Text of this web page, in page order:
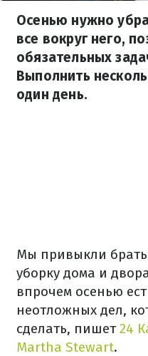
Осенью нужно
все вокруг него,
обязательных
Выполнить
один день.
Мы привыкли
уборку дома и
впрочем осенью
неотложных дел,
сделать, пишет24
Martha Stewart.